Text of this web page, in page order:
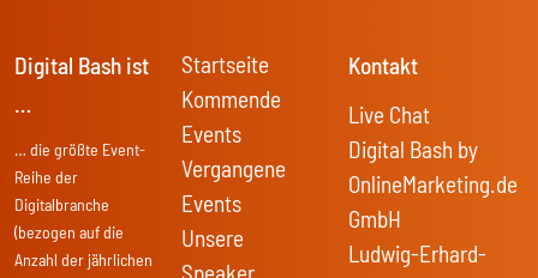
Digital Bash ist
…
… die größte Event-
Reihe der
Digitalbranche
(bezogen auf die
Anzahl der jährlichen
Startseite
Kommende
Events
Vergangene
Events
Unsere
Kontakt
Live Chat
Digital Bash by
OnlineMarketing.de
GmbH
Ludwig-Erhard-